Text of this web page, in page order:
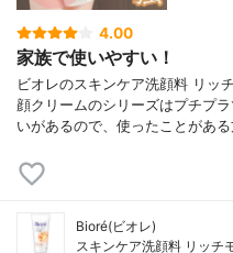
4.00
家族で使いやすい！
ビオレのスキンケア洗顔料 リッ
顔クリームのシリーズはプチプ
いがあるので、使ったことがあ
Bioré(ビオレ)
スキンケア洗顔料 リッチ